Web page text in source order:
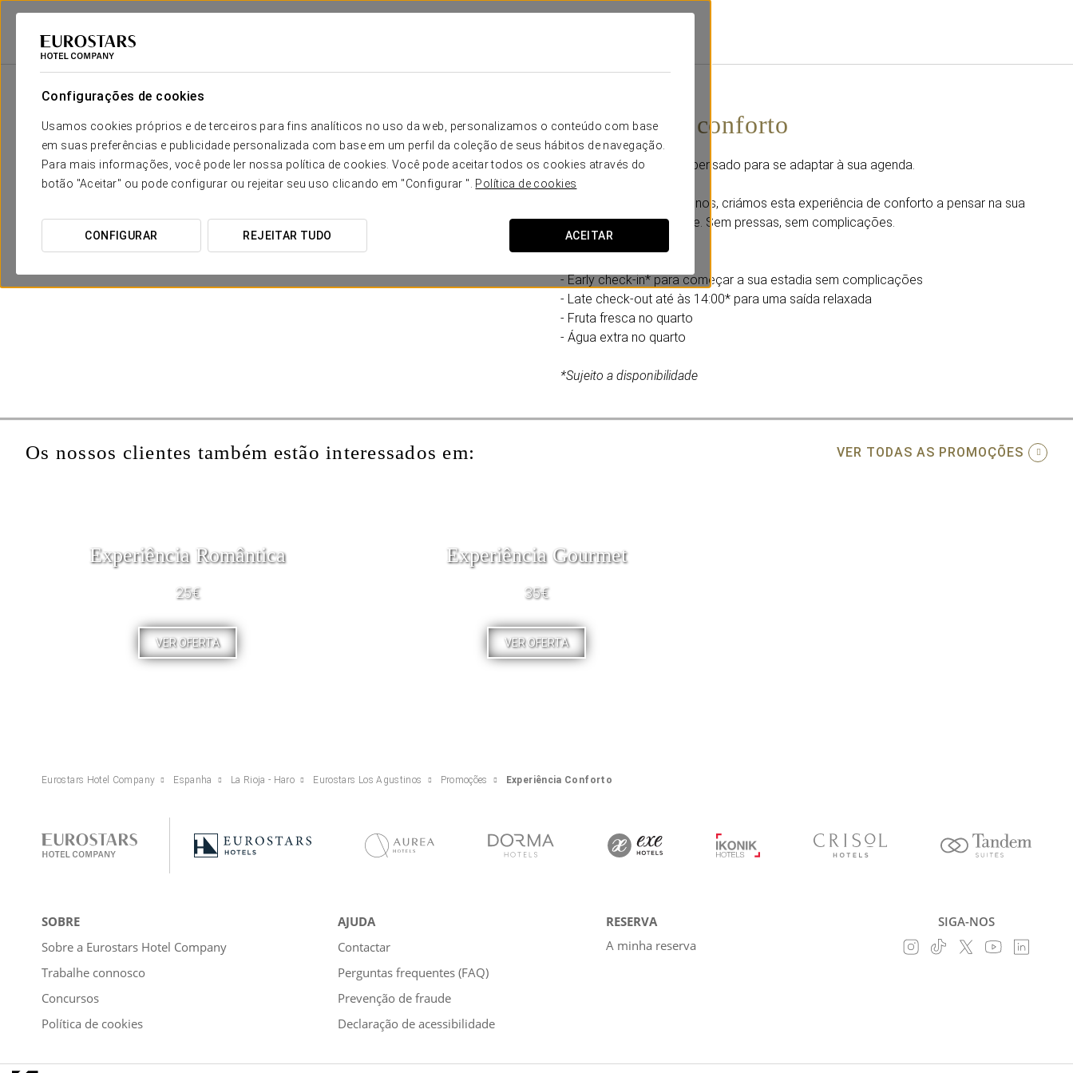
Configurações de cookies
Usamos cookies próprios e de terceiros para fins analíticos no uso da web, personalizamos o conteúdo com base
em suas preferências e publicidade personalizada com base em um perfil da coleção de seus hábitos de navegação.
Para mais informações, você pode ler nossa política de cookies. Você pode aceitar todos os cookies através do
botão "Aceitar" ou pode configurar ou rejeitar seu uso clicando em "Configurar ". Política de cookies
CONFIGURAR REJEITAR TUDO ACEITAR
Eurostars Hotel Company
Experiência conforto
Horários flexíveis, tudo pensado para se adaptar à sua agenda.
No Eurostars Los Agustinos, criámos esta experiência de conforto a pensar na sua
eficiência e comodidade. Sem pressas, sem complicações.
- Early check-in* para começar a sua estadia sem complicações
- Late check-out até às 14:00* para uma saída relaxada
- Fruta fresca no quarto
- Água extra no quarto
*Sujeito a disponibilidade
Os nossos clientes também estão interessados em: VER TODAS AS PROMOÇÕES
Experiência Romântica
25€
VER OFERTA
Experiência Gourmet
35€
VER OFERTA
Eurostars Hotel Company Espanha La Rioja - Haro Eurostars Los Agustinos Promoções Experiência Conforto
SOBRE
Sobre a Eurostars Hotel Company
Trabalhe connosco
Concursos
Política de cookies
AJUDA
Contactar
Perguntas frequentes (FAQ)
Prevenção de fraude
Declaração de acessibilidade
RESERVA
A minha reserva
SIGA-NOS